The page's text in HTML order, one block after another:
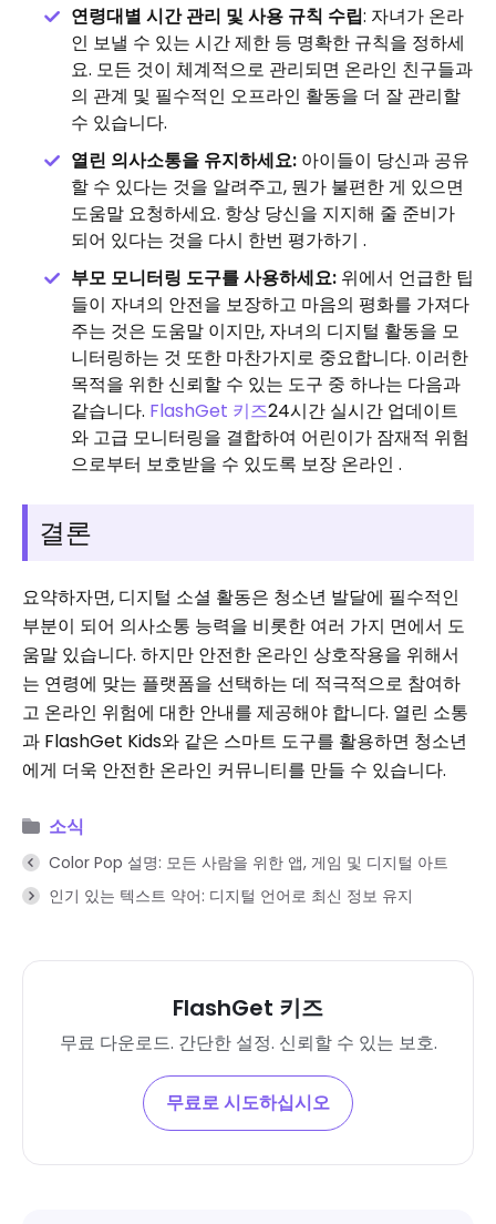
연령대별 시간 관리 및 사용 규칙 수립: 자녀가 온라
인 보낼 수 있는 시간 제한 등 명확한 규칙을 정하세
요. 모든 것이 체계적으로 관리되면 온라인 친구들과
의 관계 및 필수적인 오프라인 활동을 더 잘 관리할
수 있습니다.
열린 의사소통을 유지하세요: 아이들이 당신과 공유
할 수 있다는 것을 알려주고, 뭔가 불편한 게 있으면
도움말 요청하세요. 항상 당신을 지지해 줄 준비가
되어 있다는 것을 다시 한번 평가하기 .
부모 모니터링 도구를 사용하세요: 위에서 언급한 팁
들이 자녀의 안전을 보장하고 마음의 평화를 가져다
주는 것은 도움말 이지만, 자녀의 디지털 활동을 모
니터링하는 것 또한 마찬가지로 중요합니다. 이러한
목적을 위한 신뢰할 수 있는 도구 중 하나는 다음과
같습니다. FlashGet 키즈24시간 실시간 업데이트
와 고급 모니터링을 결합하여 어린이가 잠재적 위험
으로부터 보호받을 수 있도록 보장 온라인 .
결론
요약하자면, 디지털 소셜 활동은 청소년 발달에 필수적인
부분이 되어 의사소통 능력을 비롯한 여러 가지 면에서 도
움말 있습니다. 하지만 안전한 온라인 상호작용을 위해서
는 연령에 맞는 플랫폼을 선택하는 데 적극적으로 참여하
고 온라인 위험에 대한 안내를 제공해야 합니다. 열린 소통
과 FlashGet Kids와 같은 스마트 도구를 활용하면 청소년
에게 더욱 안전한 온라인 커뮤니티를 만들 수 있습니다.
소식
Color Pop 설명: 모든 사람을 위한 앱, 게임 및 디지털 아트
인기 있는 텍스트 약어: 디지털 언어로 최신 정보 유지
FlashGet 키즈
무료 다운로드. 간단한 설정. 신뢰할 수 있는 보호.
무료로 시도하십시오